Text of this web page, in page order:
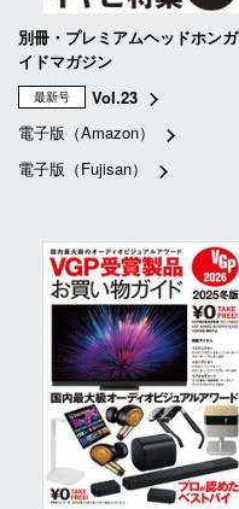
別冊・プレミアムヘッドホンガ
イドマガジン
最新号
Vol.23
電子版（Amazon）
電子版（Fujisan）